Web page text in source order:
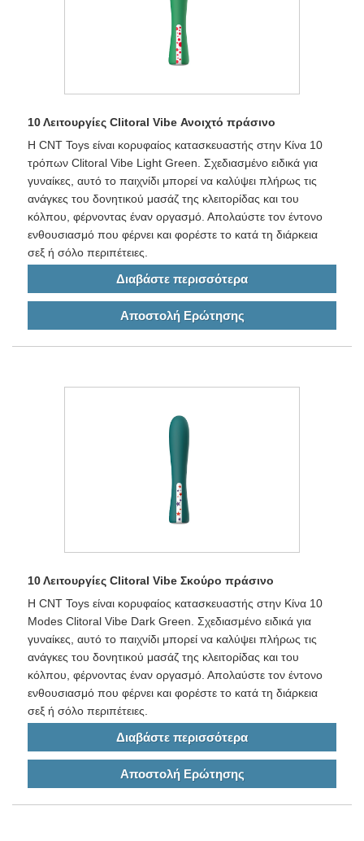
10 Λειτουργίες Clitoral Vibe Ανοιχτό πράσινο
Η CNT Toys είναι κορυφαίος κατασκευαστής στην Κίνα 10
τρόπων Clitoral Vibe Light Green. Σχεδιασμένο ειδικά για
γυναίκες, αυτό το παιχνίδι μπορεί να καλύψει πλήρως τις
ανάγκες του δονητικού μασάζ της κλειτορίδας και του
κόλπου, φέρνοντας έναν οργασμό. Απολαύστε τον έντονο
ενθουσιασμό που φέρνει και φορέστε το κατά τη διάρκεια
σεξ ή σόλο περιπέτειες.
Διαβάστε περισσότερα
Αποστολή Ερώτησης
10 Λειτουργίες Clitoral Vibe Σκούρο πράσινο
Η CNT Toys είναι κορυφαίος κατασκευαστής στην Κίνα 10
Modes Clitoral Vibe Dark Green. Σχεδιασμένο ειδικά για
γυναίκες, αυτό το παιχνίδι μπορεί να καλύψει πλήρως τις
ανάγκες του δονητικού μασάζ της κλειτορίδας και του
κόλπου, φέρνοντας έναν οργασμό. Απολαύστε τον έντονο
ενθουσιασμό που φέρνει και φορέστε το κατά τη διάρκεια
σεξ ή σόλο περιπέτειες.
Διαβάστε περισσότερα
Αποστολή Ερώτησης